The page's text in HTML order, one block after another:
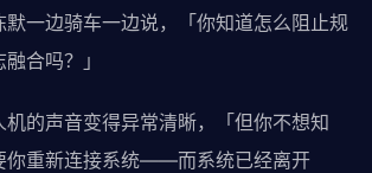
默一边骑车一边说，「你知道怎么阻止规
合吗？」
机的声音变得异常清晰，「但你不想知
你重新连接系统——而系统已经离开